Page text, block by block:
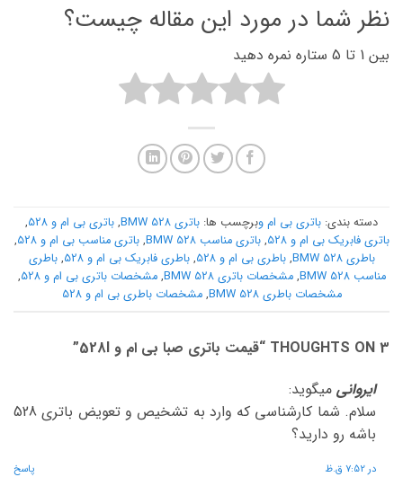
نظر شما در مورد این مقاله چیست؟
بین 1 تا 5 ستاره نمره دهید
دسته بندی: باتری بی ام وبرچسب ها: باتری BMW 528 , باتری بی ام و 528
,
باتری فابریک بی ام و 528
,باتری مناسب BMW 528 ,باتری مناسب بی ام و 528
,
باطری BMW 528
,باطری بی ام و 528 ,باطری فابریک بی ام و 528 ,باطری
مناسب BMW 528
,مشخصات باتری BMW 528 ,مشخصات باتری بی ام و 528
,
مشخصات باطری BMW 528
,مشخصات باطری بی ام و 528
3 THOUGHTS ON “ قیمت باتری صبا بی ام و 528I
”
ایروانی میگوید:
سلام. شما کارشناسی که وارد به تشخیص و تعویض باتری 528
باشه رو دارید؟
در 7:52 ق.ظ پاسخ